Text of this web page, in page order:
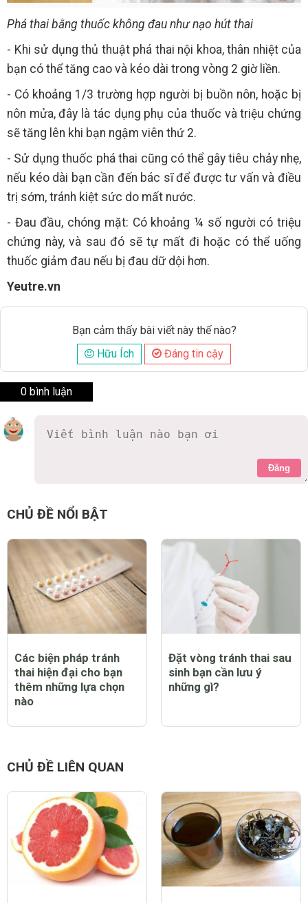
Phá thai bằng thuốc không đau như nạo hút thai
- Khi sử dụng thủ thuật phá thai nội khoa, thân nhiệt của
bạn có thể tăng cao và kéo dài trong vòng 2 giờ liền.
- Có khoảng 1/3 trường hợp người bị buồn nôn, hoặc bị
nôn mửa, đây là tác dụng phụ của thuốc và triệu chứng
sẽ tăng lên khi bạn ngậm viên thứ 2.
- Sử dụng thuốc phá thai cũng có thể gây tiêu chảy nhẹ,
nếu kéo dài bạn cần đến bác sĩ để được tư vấn và điều
trị sớm, tránh kiệt sức do mất nước.
- Đau đầu, chóng mặt: Có khoảng ¼ số người có triệu
chứng này, và sau đó sẽ tự mất đi hoặc có thể uống
thuốc giảm đau nếu bị đau dữ dội hơn.
Yeutre.vn
Bạn cảm thấy bài viết này thế nào?
Hữu Ích
Đáng tin cậy
0 bình luận
Đăng
CHỦ ĐỀ NỔI BẬT
Các biện pháp tránh
thai hiện đại cho bạn
thêm những lựa chọn
nào
Đặt vòng tránh thai sau
sinh bạn cần lưu ý
những gì?
CHỦ ĐỀ LIÊN QUAN